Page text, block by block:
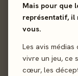
Mais pour que
représentatif, il
vous.
Les avis
vivre un jeu, ce
cœur, les
RCS Clermont-
Adresse du siège
Ferrand
Mail hébergeur :
2.